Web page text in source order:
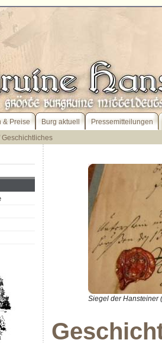
& Preise Burg aktuell
Pressemitteilungen
Geschichtliches
Siegel der Hansteiner